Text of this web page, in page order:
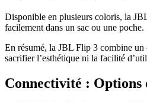
Disponible en plusieurs coloris, la
facilement dans un sac ou une poche.
En résumé, la JBL Flip 3 combine un
sacrifier l’esthétique ni la facilité
Connectivité :